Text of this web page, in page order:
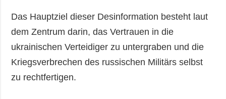
Das Hauptziel dieser Desinformation besteht laut
dem Zentrum darin, das Vertrauen in die
ukrainischen Verteidiger zu untergraben und die
Kriegsverbrechen des russischen Militärs selbst
zu rechtfertigen.